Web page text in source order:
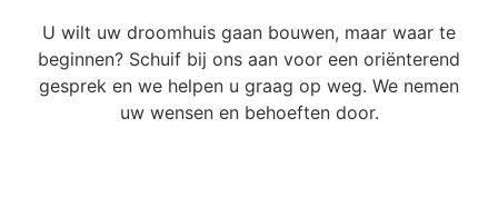
U wilt uw droomhuis gaan bouwen, maar waar te
beginnen? Schuif bij ons aan voor een oriënterend
gesprek en we helpen u graag op weg. We nemen
uw wensen en behoeften door.